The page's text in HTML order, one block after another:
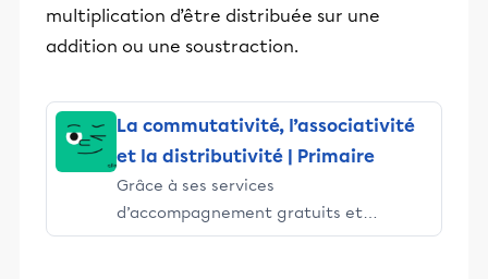
multiplication d’être distribuée sur une
addition ou une soustraction.
La commutativité, l’associativité
et la distributivité | Primaire
Grâce à ses services
d’accompagnement gratuits et
stimulants, Alloprof engage les élèves